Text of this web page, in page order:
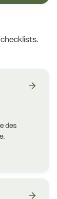
checklists.
des